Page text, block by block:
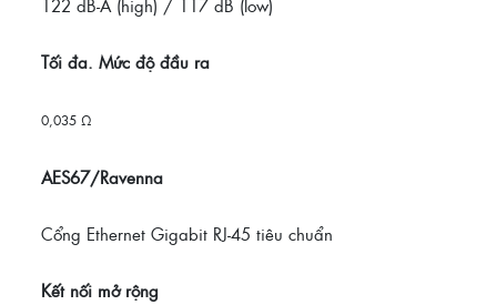
122 dB-A (high) / 117 dB (low)
Tối đa. Mức độ đầu ra
0,035 Ω
AES67/Ravenna
Cổng Ethernet Gigabit RJ-45 tiêu chuẩn
Kết nối mở rộng